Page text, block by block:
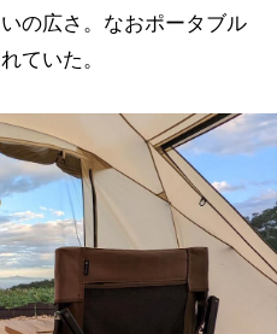
の広さ。なおポータブル
ていた。